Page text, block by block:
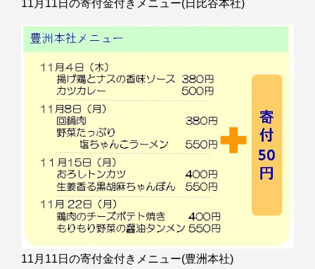
11月11日の寄付金付きメニュー(日比谷本社)
11月11日の寄付金付きメニュー(豊洲本社)